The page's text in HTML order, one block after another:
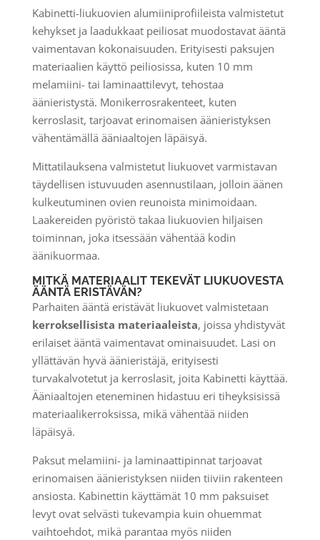
Kabinetti-liukuovien alumiiniprofiileista valmistetut
kehykset ja laadukkaat peiliosat muodostavat ääntä
vaimentavan kokonaisuuden. Erityisesti paksujen
materiaalien käyttö peiliosissa, kuten 10 mm
melamiini- tai laminaattilevyt, tehostaa
äänieristystä. Monikerrosrakenteet, kuten
kerroslasit, tarjoavat erinomaisen äänieristyksen
vähentämällä ääniaaltojen läpäisyä.
Mittatilauksena valmistetut liukuovet varmistavan
täydellisen istuvuuden asennustilaan, jolloin äänen
kulkeutuminen ovien reunoista minimoidaan.
Laakereiden pyöristö takaa liukuovien hiljaisen
toiminnan, joka itsessään vähentää kodin
äänikuormaa.
MITKÄ MATERIAALIT TEKEVÄT LIUKUOVESTA
ÄÄNTÄ ERISTÄVÄN?
Parhaiten ääntä eristävät liukuovet valmistetaan
kerroksellisista materiaaleista, joissa yhdistyvät
erilaiset ääntä vaimentavat ominaisuudet. Lasi on
yllättävän hyvä äänieristäjä, erityisesti
turvakalvotetut ja kerroslasit, joita Kabinetti käyttää.
Ääniaaltojen eteneminen hidastuu eri tiheyksisissä
materiaalikerroksissa, mikä vähentää niiden
läpäisyä.
Paksut melamiini- ja laminaattipinnat tarjoavat
erinomaisen äänieristyksen niiden tiiviin rakenteen
ansiosta. Kabinettin käyttämät 10 mm paksuiset
levyt ovat selvästi tukevampia kuin ohuemmat
vaihtoehdot, mikä parantaa myös niiden